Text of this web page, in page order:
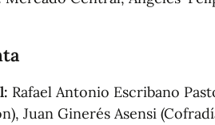
Rafael Antonio Escribano
Juan Ginerés Asensi